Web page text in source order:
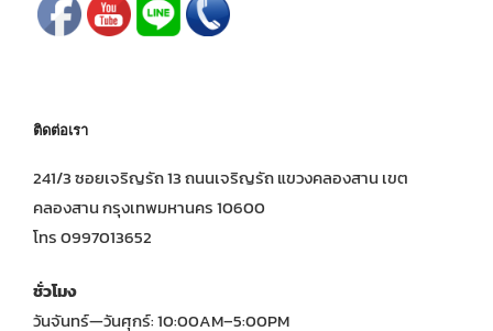
ติดต่อเรา
241/3 ซอยเจริญรัถ 13 ถนนเจริญรัถ แขวงคลองสาน เขต
คลองสาน กรุงเทพมหานคร 10600
โทร 0997013652
ชั่วโมง
วันจันทร์—วันศุกร์: 10:00AM–5:00PM